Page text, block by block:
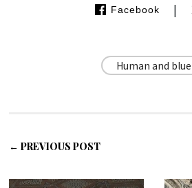
Facebook |
Human and blue
← PREVIOUS POST